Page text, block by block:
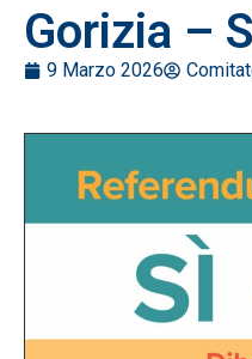
Gorizia –
9 Marzo 2026